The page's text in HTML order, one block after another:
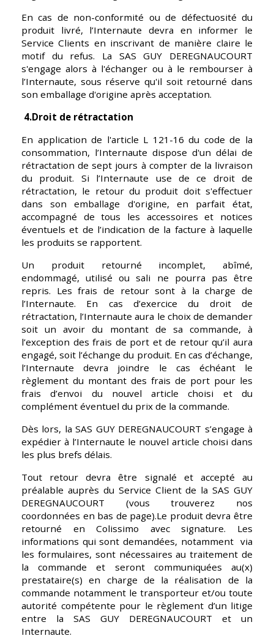
En cas de non-conformité ou de défectuosité du
produit livré, l’Internaute devra en informer le
Service Clients en inscrivant de manière claire le
motif du refus. La SAS GUY DEREGNAUCOURT
s'engage alors à l'échanger ou à le rembourser à
l’Internaute, sous réserve qu'il soit retourné dans
son emballage d'origine après acceptation.
4.Droit de rétractation
En application de l'article L 121-16 du code de la
consommation, l’Internaute dispose d'un délai de
rétractation de sept jours à compter de la livraison
du produit. Si l’Internaute use de ce droit de
rétractation, le retour du produit doit s'effectuer
dans son emballage d'origine, en parfait état,
accompagné de tous les accessoires et notices
éventuels et de l’indication de la facture à laquelle
les produits se rapportent.
Un produit retourné incomplet, abîmé,
endommagé, utilisé ou sali ne pourra pas être
repris. Les frais de retour sont à la charge de
l’Internaute. En cas d’exercice du droit de
rétractation, l’Internaute aura le choix de demander
soit un avoir du montant de sa commande, à
l’exception des frais de port et de retour qu’il aura
engagé, soit l’échange du produit. En cas d’échange,
l’Internaute devra joindre le cas échéant le
règlement du montant des frais de port pour les
frais d’envoi du nouvel article choisi et du
complément éventuel du prix de la commande.
Dès lors, la SAS GUY DEREGNAUCOURT s’engage à
expédier à l’Internaute le nouvel article choisi dans
les plus brefs délais.
Tout retour devra être signalé et accepté au
préalable auprès du Service Client de la SAS GUY
DEREGNAUCOURT (vous trouverez nos
coordonnées en bas de page).Le produit devra être
retourné en Colissimo avec signature. Les
informations qui sont demandées, notamment  via
les formulaires, sont nécessaires au traitement de
la commande et seront communiquées au(x)
prestataire(s) en charge de la réalisation de la
commande notamment le transporteur et/ou toute
autorité compétente pour le règlement d’un litige
entre la SAS GUY DEREGNAUCOURT et un
Internaute.